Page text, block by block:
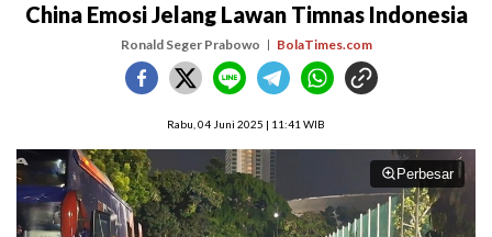
China Emosi Jelang Lawan Timnas Indonesia
Ronald Seger Prabowo BolaTimes.com
Rabu, 04 Juni 2025 | 11:41 WIB
Perbesar